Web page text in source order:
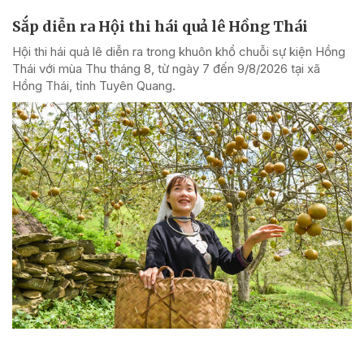
Sắp diễn ra Hội thi hái quả lê Hồng Thái
Hội thi hái quả lê diễn ra trong khuôn khổ chuỗi sự kiện Hồng
Thái với mùa Thu tháng 8, từ ngày 7 đến 9/8/2026 tại xã
Hồng Thái, tỉnh Tuyên Quang.